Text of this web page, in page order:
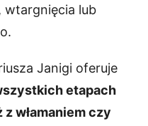
wtargnięcia lub
Janigi oferuje
etapach
włamaniem czy